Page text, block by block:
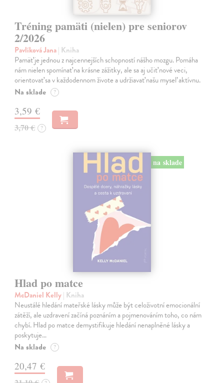
Tréning pamäti (nielen) pre seniorov
2/2026
Pavlíková Jana| Kniha
Pamäť je jednou z najcennejších schopností nášho mozgu. Pomáha
nám nielen spomínať na krásne zážitky, ale sa aj učiť nové veci,
orientovať sa v každodennom živote a udržiavať našu myseľ aktívnu.
Na sklade ?
3,59 €
3,70 € ?
na sklade
Hlad po matce
McDaniel Kelly| Kniha
Neustálé hledání mateřské lásky může být celoživotní emocionální
zátěží, ale uzdravení začíná poznáním a pojmenováním toho, co nám
chybí. Hlad po matce demystifikuje hledání nenaplněné lásky a
poskytuje…
Na sklade ?
20,47 €